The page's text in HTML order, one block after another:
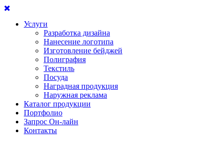
Услуги
Разработка дизайна
Нанесение логотипа
Изготовление бейджей
Полиграфия
Текстиль
Посуда
Наградная продукция
Наружная реклама
Каталог продукции
Портфолио
Запрос Он-лайн
Контакты